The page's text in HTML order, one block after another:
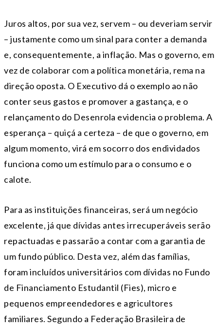
Juros altos, por sua vez, servem – ou deveriam servir
– justamente como um sinal para conter a demanda
e, consequentemente, a inflação. Mas o governo, em
vez de colaborar com a política monetária, rema na
direção oposta. O Executivo dá o exemplo ao não
conter seus gastos e promover a gastança, e o
relançamento do Desenrola evidencia o problema. A
esperança – quiçá a certeza – de que o governo, em
algum momento, virá em socorro dos endividados
funciona como um estímulo para o consumo e o
calote.
Para as instituições financeiras, será um negócio
excelente, já que dívidas antes irrecuperáveis serão
repactuadas e passarão a contar com a garantia de
um fundo público. Desta vez, além das famílias,
foram incluídos universitários com dívidas no Fundo
de Financiamento Estudantil (Fies), micro e
pequenos empreendedores e agricultores
familiares. Segundo a Federação Brasileira de